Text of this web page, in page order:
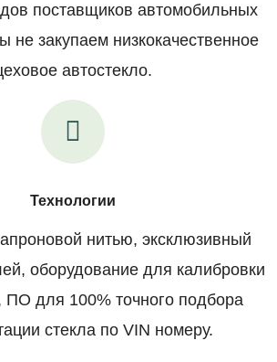
поставщиков автомобильных
не закупаем низкокачественное
автостекло.
Технологии
нитью, эксклюзивный
оборудование для калибровки
ПО для 100% точного подбора
стекла по VIN номеру.